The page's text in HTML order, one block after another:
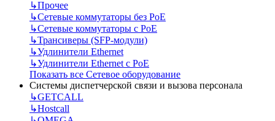
↳Прочее
↳Сетевые коммутаторы без РоЕ
↳Сетевые коммутаторы с РоЕ
↳Трансиверы (SFP-модули)
↳Удлинители Ethernet
↳Удлинители Ethernet с PoE
Показать все Сетевое оборудование
Системы диспетчерской связи и вызова персонала
↳GETCALL
↳Hostcall